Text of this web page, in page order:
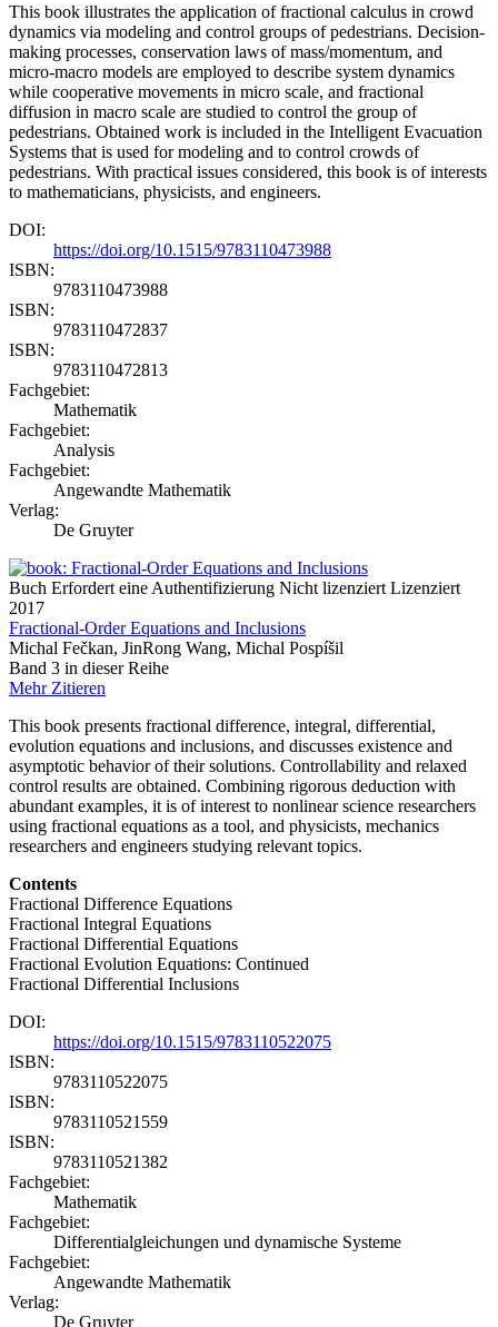
This book illustrates the application of fractional calculus in crowd
dynamics via modeling and control groups of pedestrians. Decision-
making processes, conservation laws of mass/momentum, and
micro-macro models are employed to describe system dynamics
while cooperative movements in micro scale, and fractional
diffusion in macro scale are studied to control the group of
pedestrians. Obtained work is included in the Intelligent Evacuation
Systems that is used for modeling and to control crowds of
pedestrians. With practical issues considered, this book is of interests
to mathematicians, physicists, and engineers.
DOI:
https://doi.org/10.1515/9783110473988
ISBN:
9783110473988
ISBN:
9783110472837
ISBN:
9783110472813
Fachgebiet:
Mathematik
Fachgebiet:
Analysis
Fachgebiet:
Angewandte Mathematik
Verlag:
De Gruyter
Buch Erfordert eine Authentifizierung Nicht lizenziert Lizenziert
2017
Fractional-Order Equations and Inclusions
Michal Fečkan, JinRong Wang, Michal Pospíšil
Band 3 in dieser Reihe
Mehr Zitieren
This book presents fractional difference, integral, differential,
evolution equations and inclusions, and discusses existence and
asymptotic behavior of their solutions. Controllability and relaxed
control results are obtained. Combining rigorous deduction with
abundant examples, it is of interest to nonlinear science researchers
using fractional equations as a tool, and physicists, mechanics
researchers and engineers studying relevant topics.
Contents
Fractional Difference Equations
Fractional Integral Equations
Fractional Differential Equations
Fractional Evolution Equations: Continued
Fractional Differential Inclusions
DOI:
https://doi.org/10.1515/9783110522075
ISBN:
9783110522075
ISBN:
9783110521559
ISBN:
9783110521382
Fachgebiet:
Mathematik
Fachgebiet:
Differentialgleichungen und dynamische Systeme
Fachgebiet:
Angewandte Mathematik
Verlag:
De Gruyter